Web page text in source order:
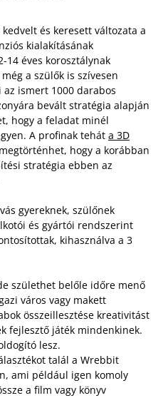
és keresett változata a
kialakításának
14 éves korosztálynak
a szülők is szívesen
az ismert 1000 darabos
bevált stratégia alapján
hogy a feladat minél
A profinak tehát a 3D
hogy a korábban
stratégia ebben az
gyereknek, szülőnek
és gyártói rendszerint
kihasználva a 3
születhet belőle időre menő
város vagy makett
összeillesztése kreativitást
fejlesztő játék mindenkinek.
lesz.
talál a Wrebbit
ami például igen komoly
a film vagy könyv